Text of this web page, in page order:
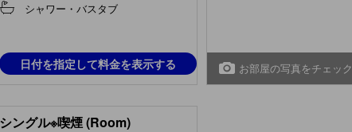
シャワー・バスタブ
日付を指定して料金を表示する お部屋の写真をチェック
シングル※喫煙 (Room)